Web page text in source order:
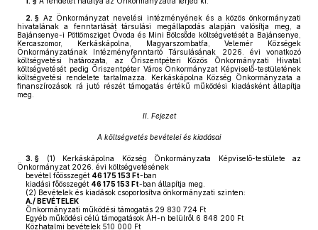
2. § Az Önkormányzat nevelési intézményének és a közös önkormányzati
hivatalának a fenntartását társulási megállapodás alapján valósítja meg, a
Bajánsenye-i Pöttömsziget Óvoda és Mini Bölcsőde költségvetését a Bajánsenye,
Kercaszomor, Kerkáskápolna, Magyarszombatfa, Velemér Községek
Önkormányzatának Intézményfenntartó Társulásának 2026. évi vonatkozó
költségvetési határozata, az Őriszentpéteri Közös Önkormányzati Hivatal
költségvetését pedig Őriszentpéter Város Önkormányzat Képviselő-testületének
költségvetési rendelete tartalmazza. Kerkáskápolna Község Önkormányzata a
finanszírozások rá jutó részét támogatás értékű működési kiadásként állapítja
meg.
II. Fejezet
A költségvetés bevételei és kiadásai
3. § (1) Kerkáskápolna Község Önkormányzata Képviselő-testülete az
Önkormányzat 2026. évi költségvetésének
bevétel főösszegét 46 175 153 Ft-ban
kiadási főösszegét 46 175 153 Ft-ban állapítja meg.
(2) Bevételek és kiadások csoportosítva önkormányzati szinten:
A./ BEVÉTELEK
Önkormányzati működési támogatás 29 830 724 Ft
Egyéb működési célú támogatások ÁH-n belülről 6 848 200 Ft
Közhatalmi bevételek 510 000 Ft